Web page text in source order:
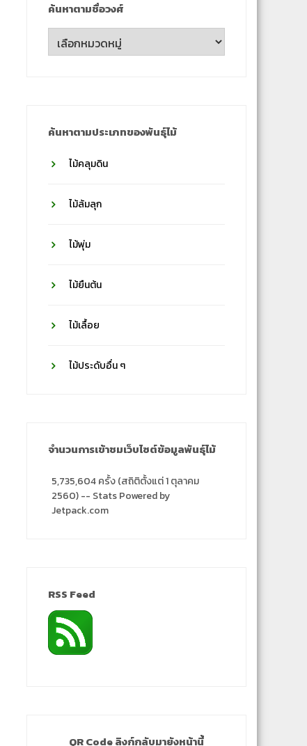
ค้นหาตามชื่อวงศ์
ค้นหา
ตาม
ค้นหาตามประเภทของพันธุ์ไม้
ไม้คลุมดิน
ไม้ล้มลุก
ไม้พุ่ม
ไม้ยืนต้น
ไม้เลื้อย
ไม้ประดับอื่น ๆ
จำนวนการเข้าชมเว็บไซต์ข้อมูลพันธุ์ไม้
5,735,604 ครั้ง (สถิติตั้งแต่ 1 ตุลาคม
2560) -- Stats Powered by
Jetpack.com
RSS Feed
QR Code ลิงก์กลับมายังหน้านี้